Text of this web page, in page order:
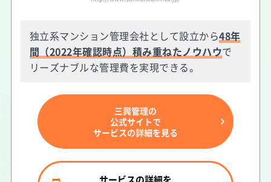
独立系マンション管理会社として設立から48年
間（2022年確認時点）積み重ねたノウハウで
リーズナブルな管理費を実現できる。
三興管理の
公式サイトで
サービスの詳細を見る